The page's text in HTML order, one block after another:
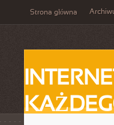
Strona główna